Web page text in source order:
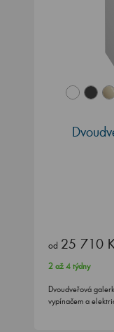
od 25 710
2 až 4 týdny
Dvoudveřová
vypínačem a